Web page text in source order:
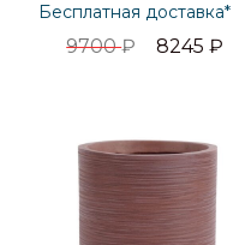
Бесплатная доставка*
9700₽ 8245₽